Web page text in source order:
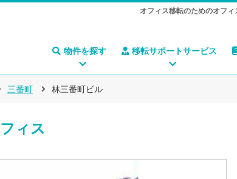
オフィス移転のためのオフ
物件を探す 移転サポートサービス
三番町 林三番町ビル
ィス